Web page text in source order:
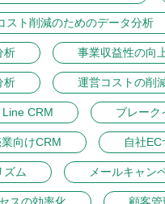
スト削減のためのデータ分析
析 事業収益性の向
析 運営コストの削
Line CRM ブレーク
向けCRM 自社EC
ズム メールキャン